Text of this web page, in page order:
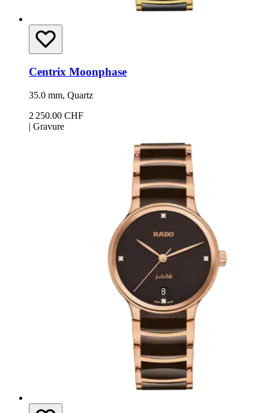
Centrix Moonphase
35.0 mm, Quartz
2 250.00 CHF
| Gravure